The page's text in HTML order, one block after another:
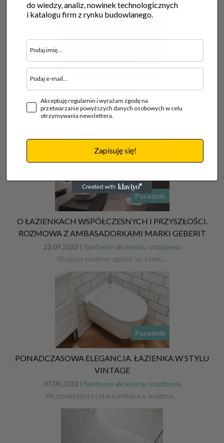
Poradnik
ARANŻACJA STREFY WC – WSZYSTKO, CO WARTO
WIEDZIEĆ
23.09.2022 |Sanitarne akcesoria, urządzenia
Jak sprawić, aby łazienka stanowiła spójną…
Poradnik
O ŁAZIENKACH WSPÓŁCZESNYCH I PRZYSZŁOŚCI.
ROZMOWA Z AMBASADORKAMI MARKI GEBERIT
22.09.2022 | Sanitarne akcesoria, urządzenia
Wszyscy możemy zgodzić się z tym,…
Poradnik
PONADCZASOWA ELEGANCJA. ŁAZIENKA W STYLU
VINTAGE
07.09.2022 | Sanitarne akcesoria, urządzenia
Wcześniej była tu stara armatura, boazeria…
do wiedzy, analiz, nowinek technologicznych
i katalogu firm z rynku budowlanego.
Akceptuję regulamin i wyrażam zgodę na
przetwarzanie powyższych danych osobowych w celu
otrzymywania newslettera.
Zapisuję się!